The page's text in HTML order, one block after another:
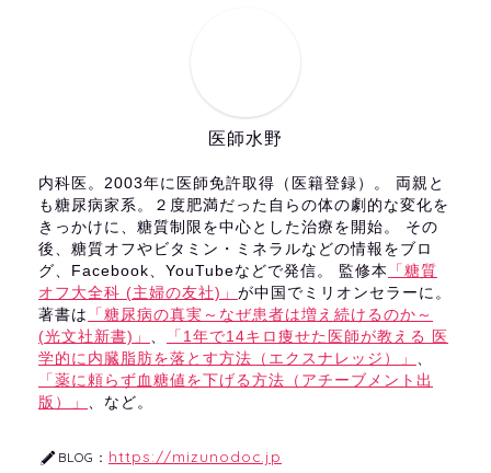
医師水野
内科医。2003年に医師免許取得（医籍登録）。 両親と
も糖尿病家系。２度肥満だった自らの体の劇的な変化を
きっかけに、糖質制限を中心とした治療を開始。 その
後、糖質オフやビタミン・ミネラルなどの情報をブロ
グ、Facebook、YouTubeなどで発信。 監修本
「糖質
オフ大全科 (主婦の友社)」 が中国でミリオンセラーに。
著書は
「糖尿病の真実～なぜ患者は増え続けるのか～
(光文社新書)」 、
「1年で14キロ痩せた医師が教える 医
学的に内臓脂肪を落とす方法（エクスナレッジ）」 、
「薬に頼らず血糖値を下げる方法（アチーブメント出
版）」 、など。
BLOG： https://mizunodoc.jp